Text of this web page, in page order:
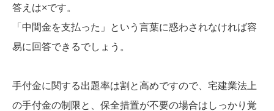
答えは×です。
「中間金を支払った」という言葉に惑わされなければ容
易に回答できるでしょう。
手付金に関する出題率は割と高めですので、宅建業法上
の手付金の制限と、保全措置が不要の場合はしっかり覚